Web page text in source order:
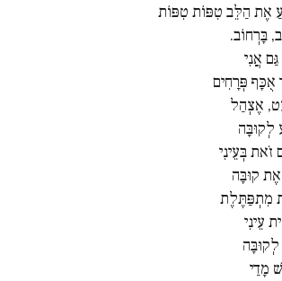
אֶת הַלֵּב טִפּוֹת טִפּוֹת
בָּרְחוֹב.
אֲנִי
אֻכָּף פְּרָחִים
אֶצְהַל
לְקוּבָּה
זֹאת בְּעֵינִי
קוּבָּה
מִתְפַּתֶּלֶת
עֵינִי
מָדַי